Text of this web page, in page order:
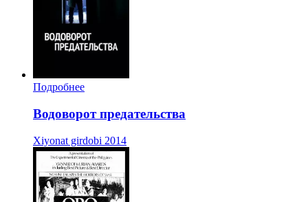
Подробнее
Водоворот предательства
Xiyonat girdobi 2014